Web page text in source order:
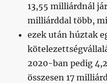
13,55 milliárdnál
milliárddal több,
ezek után húztak
2020-ban pedig
összesen 17